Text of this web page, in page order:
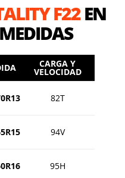
F22EN
CARGA Y
VELOCIDAD
82T
94V
95H